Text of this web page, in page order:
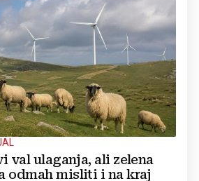
val ulaganja, ali zelena
odmah misliti i na kraj